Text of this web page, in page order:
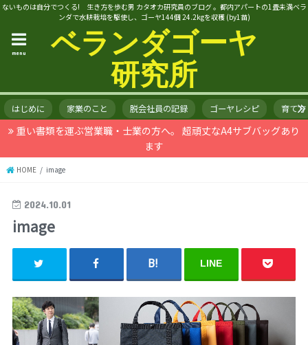
ないものは自分でつくる! 生き方を歩む男 カタオカ研究員のブログ 。都内アパートの1畳未満ベラ
ンダで水耕栽培を駆使し、ゴーヤ144個 24.2kgを収穫 (by1苗)
ベランダゴーヤ
研究所
menu
はじめに 家業のこと 脱会社員の記録 ゴーヤレシピ 育て方
重い書類を運ぶ営業職・士業の方へ。 超頑丈なA4サブバッグあり
ます
HOME image
2024.10.01
image
LINE